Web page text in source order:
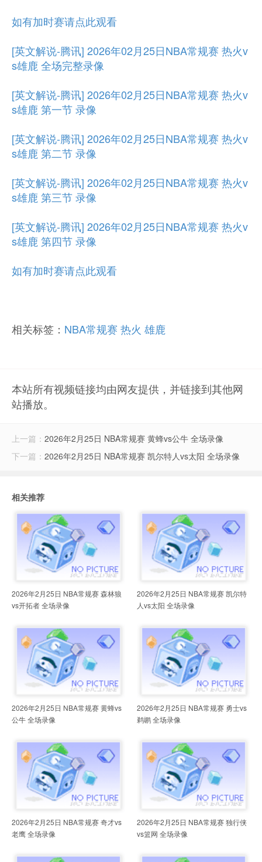
如有加时赛请点此观看
[英文解说-腾讯] 2026年02月25日NBA常规赛 热火v
s雄鹿 全场完整录像
[英文解说-腾讯] 2026年02月25日NBA常规赛 热火v
s雄鹿 第一节 录像
[英文解说-腾讯] 2026年02月25日NBA常规赛 热火v
s雄鹿 第二节 录像
[英文解说-腾讯] 2026年02月25日NBA常规赛 热火v
s雄鹿 第三节 录像
[英文解说-腾讯] 2026年02月25日NBA常规赛 热火v
s雄鹿 第四节 录像
如有加时赛请点此观看
相关标签： NBA常规赛 热火 雄鹿
本站所有视频链接均由网友提供，并链接到其他网
站播放。
上一篇： 2026年2月25日 NBA常规赛 黄蜂vs公牛 全场录像
下一篇： 2026年2月25日 NBA常规赛 凯尔特人vs太阳 全场录像
相关推荐
2026年2月25日 NBA常规赛 森林狼
vs开拓者 全场录像
2026年2月25日 NBA常规赛 凯尔特
人vs太阳 全场录像
2026年2月25日 NBA常规赛 黄蜂vs
公牛 全场录像
2026年2月25日 NBA常规赛 勇士vs
鹈鹕 全场录像
2026年2月25日 NBA常规赛 奇才vs
老鹰 全场录像
2026年2月25日 NBA常规赛 独行侠
vs篮网 全场录像